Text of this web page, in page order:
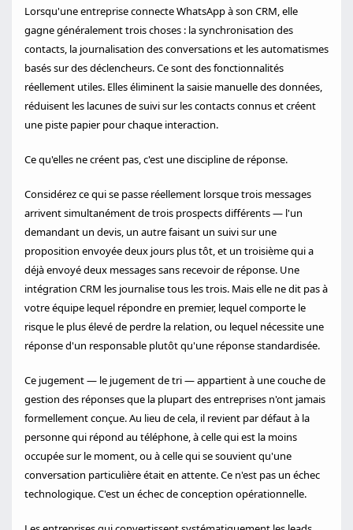
Lorsqu'une entreprise connecte WhatsApp à son CRM, elle
gagne généralement trois choses : la synchronisation des
contacts, la journalisation des conversations et les automatismes
basés sur des déclencheurs. Ce sont des fonctionnalités
réellement utiles. Elles éliminent la saisie manuelle des données,
réduisent les lacunes de suivi sur les contacts connus et créent
une piste papier pour chaque interaction.
Ce qu'elles ne créent pas, c'est une discipline de réponse.
Considérez ce qui se passe réellement lorsque trois messages
arrivent simultanément de trois prospects différents — l'un
demandant un devis, un autre faisant un suivi sur une
proposition envoyée deux jours plus tôt, et un troisième qui a
déjà envoyé deux messages sans recevoir de réponse. Une
intégration CRM les journalise tous les trois. Mais elle ne dit pas à
votre équipe lequel répondre en premier, lequel comporte le
risque le plus élevé de perdre la relation, ou lequel nécessite une
réponse d'un responsable plutôt qu'une réponse standardisée.
Ce jugement — le jugement de tri — appartient à une couche de
gestion des réponses que la plupart des entreprises n'ont jamais
formellement conçue. Au lieu de cela, il revient par défaut à la
personne qui répond au téléphone, à celle qui est la moins
occupée sur le moment, ou à celle qui se souvient qu'une
conversation particulière était en attente. Ce n'est pas un échec
technologique. C'est un échec de conception opérationnelle.